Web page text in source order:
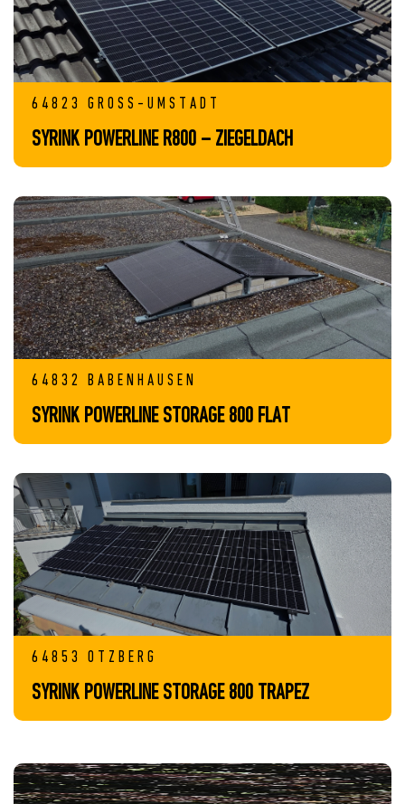
64823 GROSS-UMSTADT
SYRINK POWERLINE R800 – ZIEGELDACH
64832 BABENHAUSEN
SYRINK POWERLINE STORAGE 800 FLAT
64853 OTZBERG
SYRINK POWERLINE STORAGE 800 TRAPEZ